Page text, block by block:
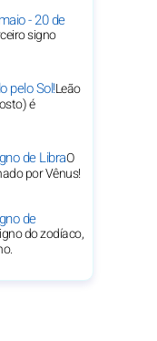
- 20 de
signo
pelo Sol!Leão
é
de LibraO
por Vênus!
de
do zodíaco,